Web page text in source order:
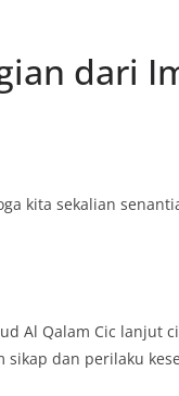
dari
kita sekalian
Al Qalam Cic lanjut
dan perilaku